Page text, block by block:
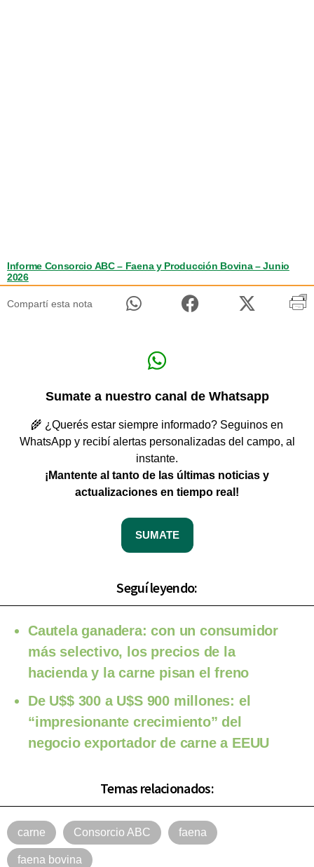
Informe Consorcio ABC – Faena y Producción Bovina – Junio
2026
Compartí esta nota
Sumate a nuestro canal de Whatsapp
🌾 ¿Querés estar siempre informado? Seguinos en
WhatsApp y recibí alertas personalizadas del campo, al
instante.
¡Mantente al tanto de las últimas noticias y
actualizaciones en tiempo real!
SUMATE
Seguí leyendo:
Cautela ganadera: con un consumidor
más selectivo, los precios de la
hacienda y la carne pisan el freno
De U$$ 300 a U$S 900 millones: el
“impresionante crecimiento” del
negocio exportador de carne a EEUU
Temas relacionados:
carne Consorcio ABC faena
faena bovina